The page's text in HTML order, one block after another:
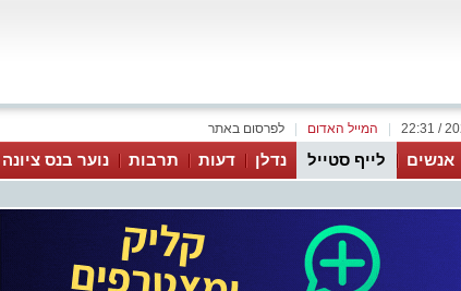
לפרסום באתר המייל האדום
אנשים לייף סטייל נדלן דעות תרבות נוער בנס ציונה